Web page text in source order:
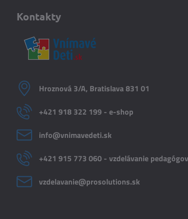
Kontakty
Hroznová 3/A, Bratislava 831 01
+421 918 322 199 - e-shop
info​@vnimavedeti​.sk
+421 915 773 060 - vzdelávanie pedagógov
vzdelavanie​@prosolutions​.sk